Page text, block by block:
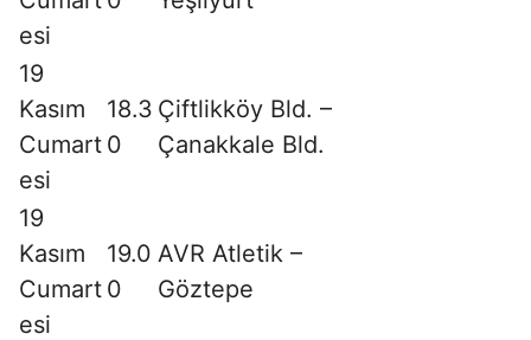
esi
19
Kasım
Cumart
esi
18.3
0
Çiftlikköy Bld. –
Çanakkale Bld.
19
Kasım
Cumart
esi
19.0
0
AVR Atletik –
Göztepe